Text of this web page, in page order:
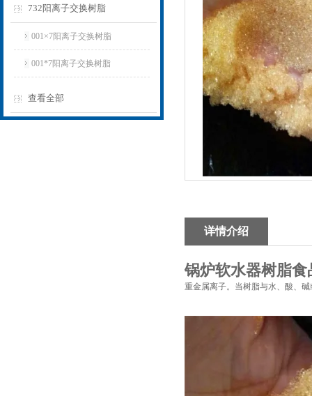
732阳离子交换树脂
001×7阳离子交换树脂
001*7阳离子交换树脂
查看全部
详情介绍
锅炉软水器树脂
重金属离子。当树脂与水、酸、